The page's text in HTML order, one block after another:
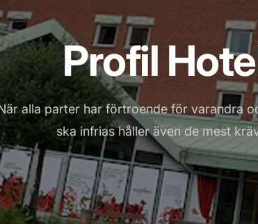
Profil
alla parter har förtroende för varandra
ska infrias håller även de mest